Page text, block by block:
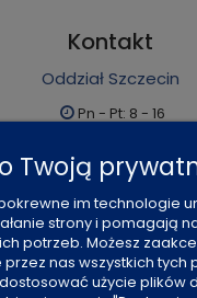
Kontakt
Oddział Szczecin
Pn - Pt: 8 - 16
91 484 07 06
biuro@office-land.pl
Fax: 91 484 49 27
Twoją
im technologie
strony i pomagają
potrzeb. Możesz
nas wszystkich tych
użycie plików